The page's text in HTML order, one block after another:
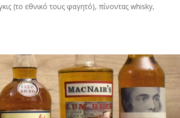
(το εθνικό τους φαγητό), πίνοντας whisky,